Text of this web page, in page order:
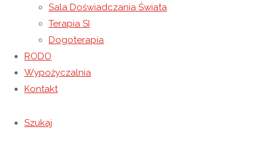
Sala Doświadczania Świata
Terapia SI
Dogoterapia
RODO
Wypożyczalnia
Kontakt
Szukaj
Dla mamusi dzięcioł stuka,
Ryczy krowa, brzęczy mucha
Każdą mamę kochać trzeba.